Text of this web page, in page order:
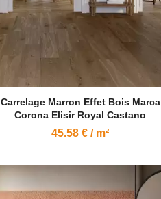
Carrelage Marron Effet Bois Marca
Corona Elisir Royal Castano
45.58 € / m²